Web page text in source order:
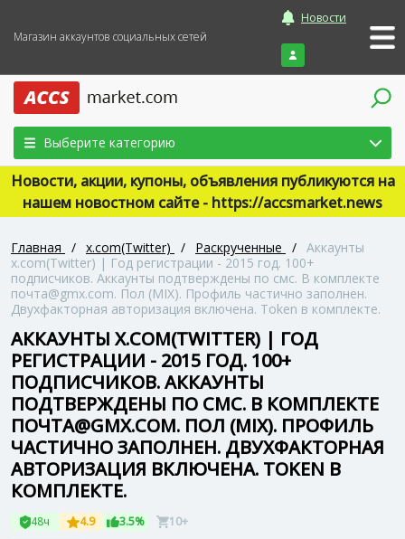
Магазин аккаунтов социальных сетей
Новости
Войти
Выберите категорию
Новости, акции, купоны, объявления публикуются на
нашем новостном сайте - https://accsmarket.news
Главная / x.com(Twitter) / Раскрученные / Аккаунты
x.com(Twitter) | Год регистрации - 2015 год. 100+
подписчиков. Аккаунты подтверждены по смс. В комплекте
почта@gmx.com. Пол (MIX). Профиль частично заполнен.
Двухфакторная авторизация включена. Token в комплекте.
АККАУНТЫ X.COM(TWITTER) | ГОД
РЕГИСТРАЦИИ - 2015 ГОД. 100+
ПОДПИСЧИКОВ. АККАУНТЫ
ПОДТВЕРЖДЕНЫ ПО СМС. В КОМПЛЕКТЕ
ПОЧТА@GMX.COM. ПОЛ (MIX). ПРОФИЛЬ
ЧАСТИЧНО ЗАПОЛНЕН. ДВУХФАКТОРНАЯ
АВТОРИЗАЦИЯ ВКЛЮЧЕНА. TOKEN В
КОМПЛЕКТЕ.
48ч 4.9 3.5% 10+